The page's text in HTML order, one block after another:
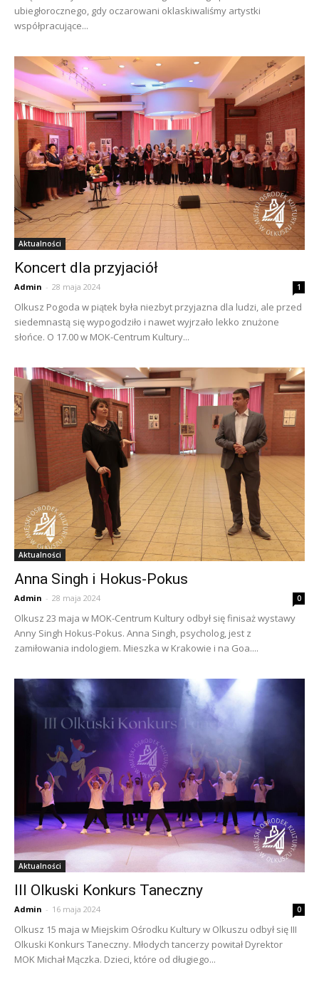
ubiegłorocznego, gdy oczarowani oklaskiwaliśmy artystki
współpracujące...
Aktualności
Koncert dla przyjaciół
Admin - 28 maja 2024 1
Olkusz Pogoda w piątek była niezbyt przyjazna dla ludzi, ale przed
siedemnastą się wypogodziło i nawet wyjrzało lekko znużone
słońce. O 17.00 w MOK-Centrum Kultury...
Aktualności
Anna Singh i Hokus-Pokus
Admin - 28 maja 2024 0
Olkusz 23 maja w MOK-Centrum Kultury odbył się finisaż wystawy
Anny Singh Hokus-Pokus. Anna Singh, psycholog, jest z
zamiłowania indologiem. Mieszka w Krakowie i na Goa....
Aktualności
III Olkuski Konkurs Taneczny
Admin - 16 maja 2024 0
Olkusz 15 maja w Miejskim Ośrodku Kultury w Olkuszu odbył się III
Olkuski Konkurs Taneczny. Młodych tancerzy powitał Dyrektor
MOK Michał Mączka. Dzieci, które od długiego...